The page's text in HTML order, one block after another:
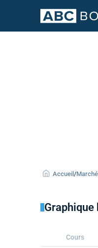
Accueil /
Cours